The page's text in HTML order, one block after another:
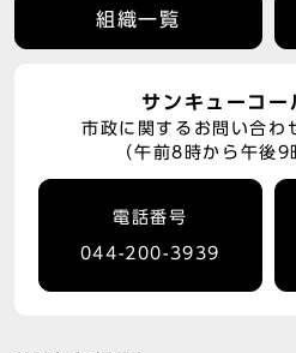
組織一覧
サンキューコー
市政に関するお問い合わ
（午前8時から午後
電話番号
044-200-3939